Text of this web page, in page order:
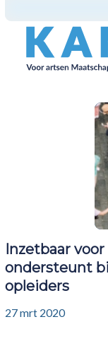
Inzetbaar
ondersteunt
opleiders
27 mrt 2020